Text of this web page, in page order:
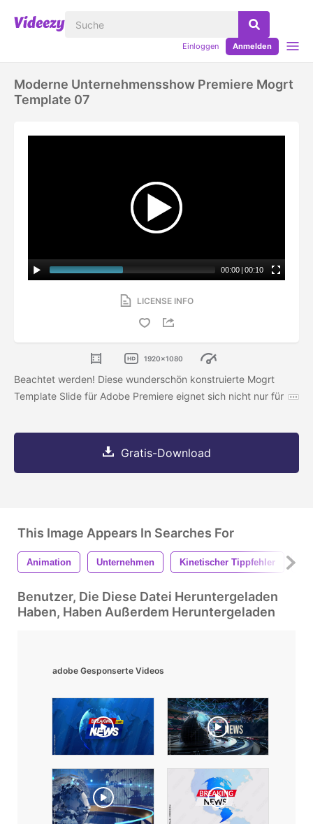
Einloggen Anmelden
Moderne Unternehmensshow Premiere Mogrt
Template 07
00:00 | 00:10
LICENSE INFO
1920x1080
Beachtet werden! Diese wunderschön konstruierte Mogrt
Template Slide für Adobe Premiere eignet sich nicht nur für
Gratis-Download
This Image Appears In Searches For
Animation Unternehmen Kinetischer Tippfehler
Benutzer, Die Diese Datei Heruntergeladen
Haben, Haben Außerdem Heruntergeladen
adobe Gesponserte Videos